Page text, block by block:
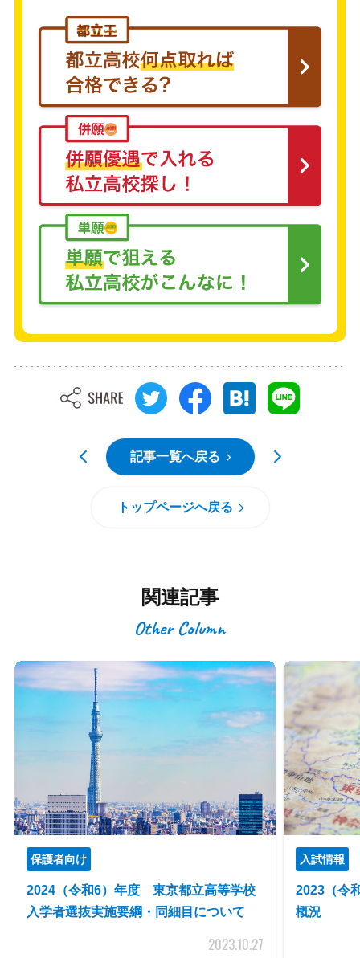
記事一覧へ戻る
トップページへ戻る
関連記事
Other Column
保護者向け
2024（令和6）年度 東京都立高等学校
入学者選抜実施要綱・同細目について
2023.10.27
入試情報
2023（令
概況